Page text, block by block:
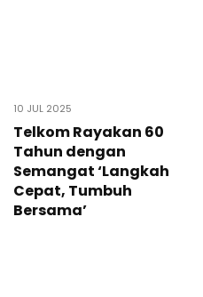
10 JUL 2025
Telkom Rayakan 60
Tahun dengan
Semangat ‘Langkah
Cepat, Tumbuh
Bersama’